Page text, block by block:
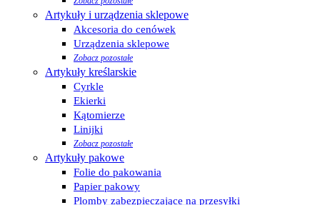
Artykuły i urządzenia sklepowe
Akcesoria do cenówek
Urządzenia sklepowe
Zobacz pozostałe
Artykuły kreślarskie
Cyrkle
Ekierki
Kątomierze
Linijki
Zobacz pozostałe
Artykuły pakowe
Folie do pakowania
Papier pakowy
Plomby zabezpieczające na przesyłki